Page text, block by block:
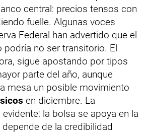
central: precios tensos con
fuelle. Algunas voces
Federal han advertido que el
podría no ser transitorio. El
sigue apostando por tipos
parte del año, aunque
mesa un posible movimiento
en diciembre. La
la bolsa se apoya en la
de la credibilidad